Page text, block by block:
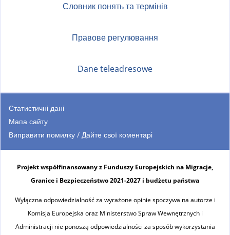
Словник понять та термінів
Правове регулювання
Dane teleadresowe
Статистичні дані
Мапа сайту
Виправити помилку / Дайте свої коментарі
Projekt współfinansowany z Funduszy Europejskich na Migracje,
Granice i Bezpieczeństwo 2021-2027 i budżetu państwa
Wyłączna odpowiedzialność za wyrażone opinie spoczywa na autorze i
Komisja Europejska oraz Ministerstwo Spraw Wewnętrznych i
Administracji nie ponoszą odpowiedzialności za sposób wykorzystania